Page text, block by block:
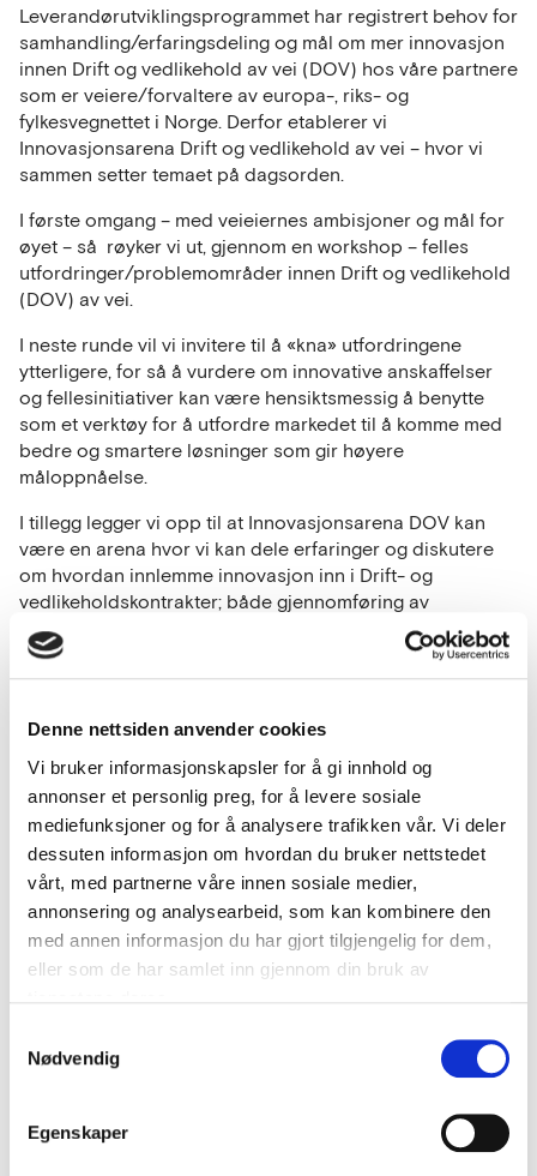
Denne nettsiden anvender cookies
Vi bruker informasjonskapsler for å gi innhold og
annonser et personlig preg, for å levere sosiale
mediefunksjoner og for å analysere trafikken vår. Vi deler
dessuten informasjon om hvordan du bruker nettstedet
vårt, med partnerne våre innen sosiale medier,
annonsering og analysearbeid, som kan kombinere den
med annen informasjon du har gjort tilgjengelig for dem,
eller som de har samlet inn gjennom din bruk av
Nødvendig
Egenskaper
Leverandørutviklingsprogrammet har registrert behov for
samhandling/erfaringsdeling og mål om mer innovasjon
innen Drift og vedlikehold av vei (DOV) hos våre partnere
som er veiere/forvaltere av europa-, riks- og
fylkesvegnettet i Norge. Derfor etablerer vi
Innovasjonsarena Drift og vedlikehold av vei – hvor vi
sammen setter temaet på dagsorden.
I første omgang – med veieiernes ambisjoner og mål for
øyet – så røyker vi ut, gjennom en workshop – felles
utfordringer/problemområder innen Drift og vedlikehold
(DOV) av vei.
I neste runde vil vi invitere til å «kna» utfordringene
ytterligere, for så å vurdere om innovative anskaffelser
og fellesinitiativer kan være hensiktsmessig å benytte
som et verktøy for å utfordre markedet til å komme med
bedre og smartere løsninger som gir høyere
måloppnåelse.
I tillegg legger vi opp til at Innovasjonsarena DOV kan
være en arena hvor vi kan dele erfaringer og diskutere
om hvordan innlemme innovasjon inn i Drift- og
vedlikeholdskontrakter; både gjennomføring av
utviklingsløp, og implementering av
utviklingsresultater/innovasjoner i løpet av
kontraktsperioden.
Så til alle dere partnere som er veieiere/forvaltere av
januar 2021 – da kick-starter vi!
Se vedlagt agenda!
210120 Invitasjon og agenda innovajonsarena DOV
1000 bygg – 10000